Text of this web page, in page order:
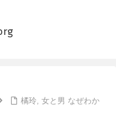
橘玲, 女と男 なぜわか